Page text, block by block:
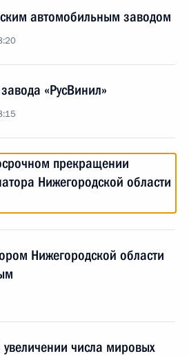
автомобильным заводом
«РусВинил»
прекращении
Нижегородской области
Нижегородской области
числа мировых